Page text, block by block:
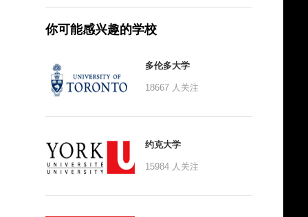
你可能感兴趣的学校
多伦多大学
18667 人关注
约克大学
15984 人关注